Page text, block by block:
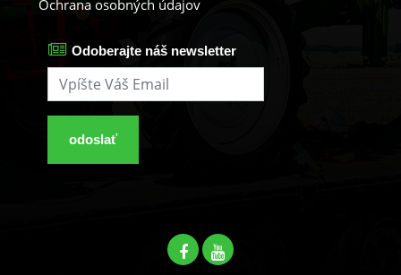
Ochrana osobných údajov
Odoberajte náš newsletter
odoslať